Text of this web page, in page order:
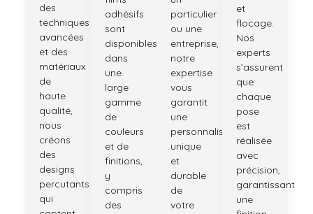
des
techniques
avancées
et des
matériaux
de
haute
qualité,
nous
créons
des
designs
percutants
qui
adhésifs
sont
disponibles
dans
une
large
gamme
de
couleurs
et de
finitions,
y
compris
des
particulier
ou une
entreprise,
notre
expertise
vous
garantit
une
personnalisation
unique
et
durable
de
votre
et
flocage.
Nos
experts
s’assurent
que
chaque
pose
est
réalisée
avec
précision,
garantissant
une